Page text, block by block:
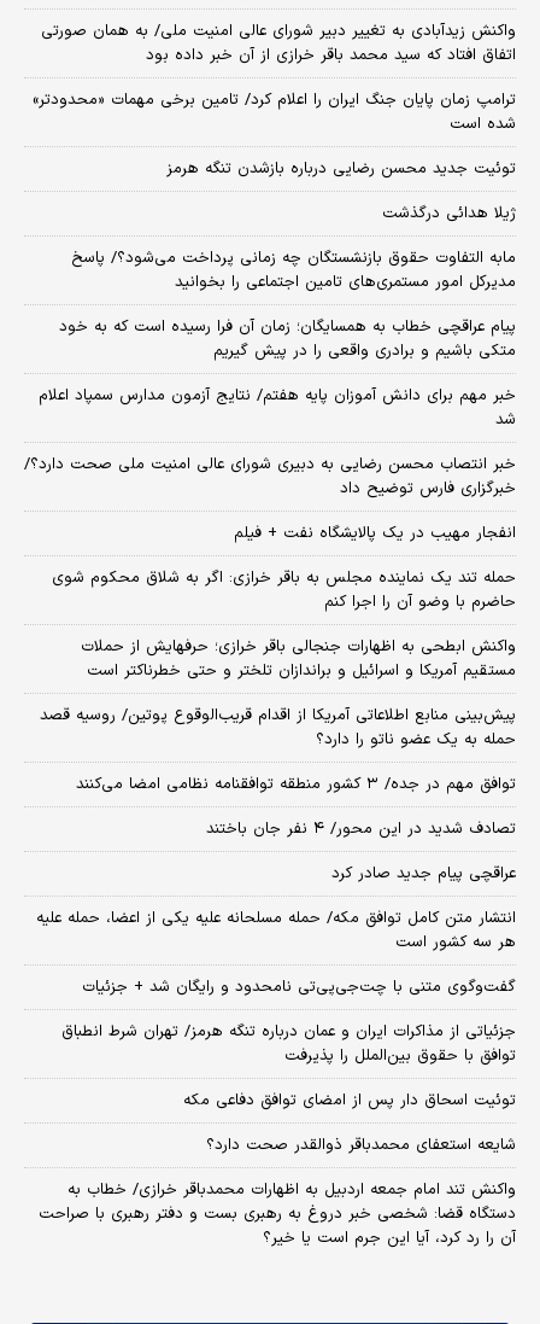
واکنش زیدآبادی به تغییر دبیر شورای عالی امنیت ملی/ به همان صورتی
اتفاق افتاد که سید محمد باقر خرازی از آن خبر داده بود
ترامپ زمان پایان جنگ ایران را اعلام کرد/ تامین برخی مهمات «محدودتر»
شده است
توئیت جدید محسن رضایی درباره بازشدن تنگه هرمز
ژیلا هدائی درگذشت
مابه التفاوت حقوق بازنشستگان چه زمانی پرداخت می‌شود؟/ پاسخ
مدیرکل امور مستمری‌های تامین اجتماعی را بخوانید
پیام عراقچی خطاب به همسایگان؛ زمان آن فرا رسیده است که به خود
متکی باشیم و برادری واقعی را در پیش گیریم
خبر مهم برای دانش آموزان پایه هفتم/ نتایج آزمون مدارس سمپاد اعلام
شد
خبر انتصاب محسن رضایی به دبیری شورای عالی امنیت ملی صحت دارد؟/
خبرگزاری فارس توضیح داد
انفجار مهیب در یک پالایشگاه نفت + فیلم
حمله تند یک نماینده مجلس به باقر خرازی: اگر به شلاق محکوم شوی
حاضرم با وضو آن را اجرا کنم
واکنش ابطحی به اظهارات جنجالی باقر خرازی؛ حرفهایش از حملات
مستقیم آمریکا و اسرائیل و براندازان تلختر و حتی خطرناکتر است
پیش‌بینی منابع اطلاعاتی آمریکا از اقدام قریب‌الوقوع پوتین/ روسیه قصد
حمله به یک عضو ناتو را دارد؟
توافق مهم در جده/ ۳ کشور منطقه توافقنامه نظامی امضا می‌کنند
تصادف شدید در این محور/ ۴ نفر جان باختند
عراقچی پیام جدید صادر کرد
انتشار متن کامل توافق مکه/ حمله مسلحانه علیه یکی از اعضا، حمله علیه
هر سه کشور است
گفت‌وگوی متنی با چت‌جی‌پی‌تی نامحدود و رایگان شد + جزئیات
جزئیاتی از مذاکرات ایران و عمان درباره تنگه هرمز/ تهران شرط انطباق
توافق با حقوق بین‌الملل را پذیرفت
توئیت اسحاق دار پس از امضای توافق دفاعی مکه
شایعه استعفای محمدباقر ذوالقدر صحت دارد؟
واکنش تند امام جمعه اردبیل به اظهارات محمدباقر خرازی/ خطاب به
دستگاه قضا: شخصی خبر دروغ به رهبری بست و دفتر رهبری با صراحت
آن را رد کرد، آیا این جرم است یا خیر؟